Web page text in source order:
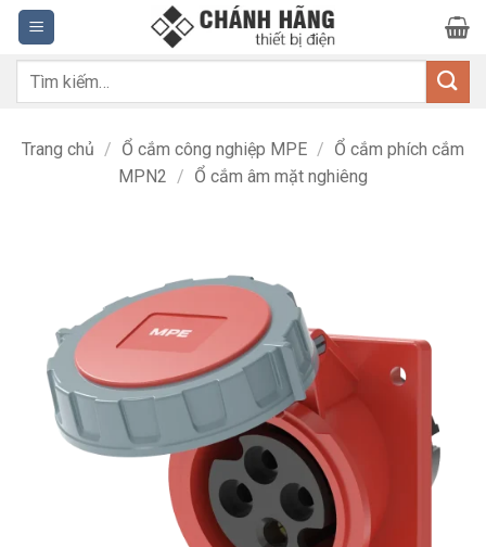
Bỏ
qua
nội
dung
Tìm
Trang chủ / Ổ cắm công nghiệp MPE / Ổ cắm phích cắm
MPN2 / Ổ cắm âm mặt nghiêng